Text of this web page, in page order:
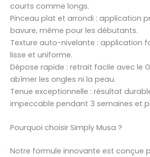
courts comme longs.
Pinceau plat et arrondi : application
bavure, même pour les débutants.
Texture auto-nivelante : application
lisse et uniforme.
Dépose rapide : retrait facile avec le
abîmer les ongles ni la peau.
Tenue exceptionnelle : résultat
impeccable pendant 3 semaines et
Pourquoi choisir Simply Musa ?
Notre formule innovante est conçue